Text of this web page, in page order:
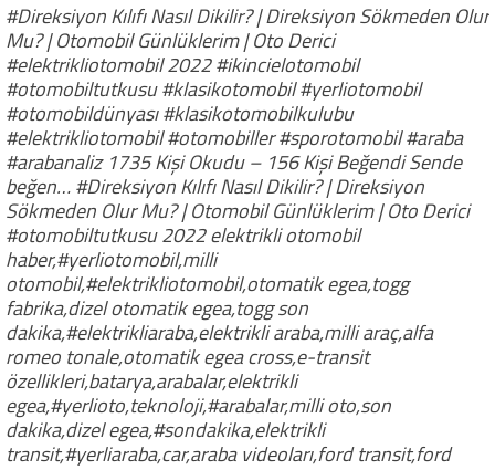
#Direksiyon Kılıfı Nasıl Dikilir? | Direksiyon Sökmeden Olur
Mu? | Otomobil Günlüklerim | Oto Derici
#elektrikliotomobil 2022 #ikincielotomobil
#otomobiltutkusu #klasikotomobil #yerliotomobil
#otomobildünyası #klasikotomobilkulubu
#elektrikliotomobil #otomobiller #sporotomobil #araba
#arabanaliz 1735 Kişi Okudu – 156 Kişi Beğendi Sende
beğen… #Direksiyon Kılıfı Nasıl Dikilir? | Direksiyon
Sökmeden Olur Mu? | Otomobil Günlüklerim | Oto Derici
#otomobiltutkusu 2022 elektrikli otomobil
haber,#yerliotomobil,milli
otomobil,#elektrikliotomobil,otomatik egea,togg
fabrika,dizel otomatik egea,togg son
dakika,#elektrikliaraba,elektrikli araba,milli araç,alfa
romeo tonale,otomatik egea cross,e-transit
özellikleri,batarya,arabalar,elektrikli
egea,#yerlioto,teknoloji,#arabalar,milli oto,son
dakika,dizel egea,#sondakika,elektrikli
transit,#yerliaraba,car,araba videoları,ford transit,ford